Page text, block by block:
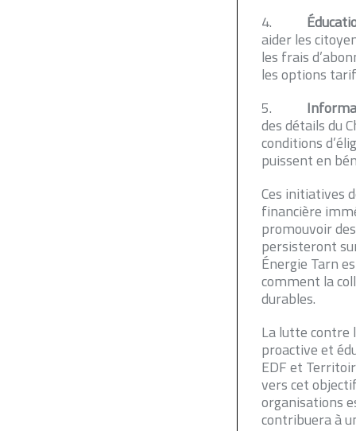
4.
aider les
les frais
les options
5.
des détails du
conditions
puissent en
Ces initiatives
financière
promouvoir
persisteront
Énergie Tarn
comment la
durables.
La lutte contre
proactive et
EDF et
vers cet
organisations
contribuera à